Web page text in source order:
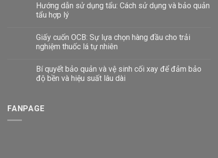
Hướng dẫn sử dụng tẩu: Cách sử dụng và bảo quản
tẩu hợp lý
Giấy cuốn OCB: Sự lựa chọn hàng đầu cho trải
nghiệm thuốc lá tự nhiên
Bí quyết bảo quản và vệ sinh cối xay để đảm bảo
độ bền và hiệu suất lâu dài
FANPAGE